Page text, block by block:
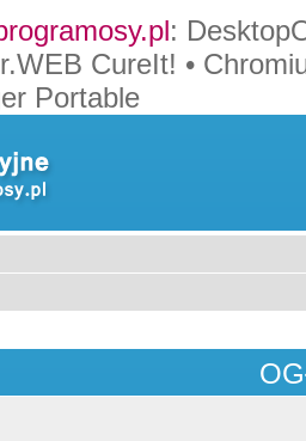
:
CureIt! •
Portable